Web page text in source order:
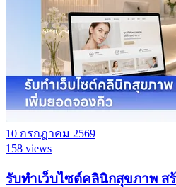
10 กรกฎาคม 2569
158 views
รับทำเว็บไซต์คลินิกสุขภาพ ส